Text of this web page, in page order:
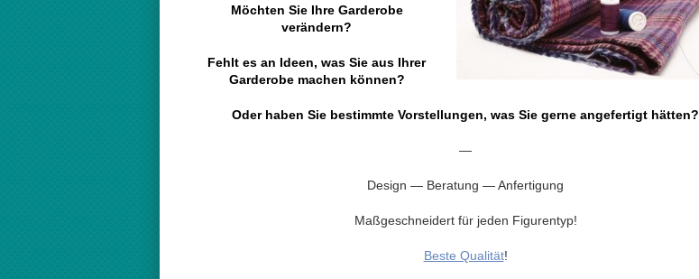
Möchten Sie Ihre Garderobe
verändern?
Fehlt es an Ideen, was Sie aus Ihrer
Garderobe machen können?
Oder haben Sie bestimmte Vorstellungen, was Sie gerne angefertigt hätten?
—
Design — Beratung — Anfertigung
Maßgeschneidert für jeden Figurentyp!
Beste Qualität!